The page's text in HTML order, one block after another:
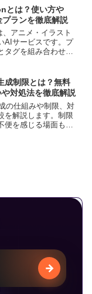
などで同じキャラク
とは？使い方や
ランを徹底解説
アニメ・イラスト
AIサービスです。プ
タグを組み合わせる
登場したV4.5で...
成制限とは？無料
対処法を徹底解説
の仕組みや制限、対
を解説します。制限
便を感じる場面も出
無料で受け
→